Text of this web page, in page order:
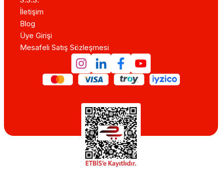
İletişim
Blog
Üye Girişi
Mesafeli Satış Sözleşmesi